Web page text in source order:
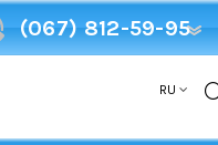
(067) 812-59-95
RU